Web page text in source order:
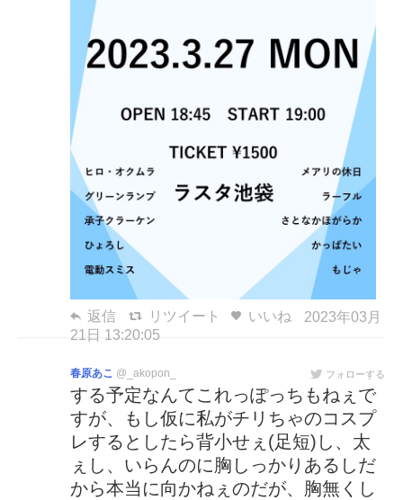
返信 リツイート いいね
2023年03月
21日 13:20:05
春原あこ @_akopon_ フォローする
する予定なんてこれっぽっちもねぇで
すが、もし仮に私がチリちゃのコスプ
レするとしたら背小せぇ(足短)し、太
ぇし、いらんのに胸しっかりあるしだ
から本当に向かねぇのだが、胸無くし